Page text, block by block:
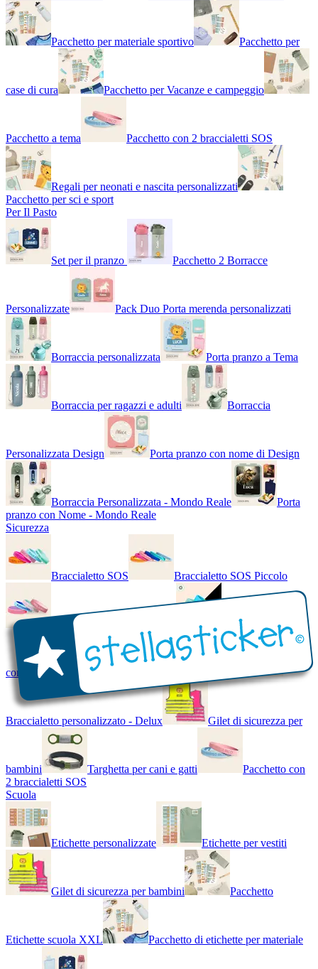
Pacchetto per materiale sportivo Pacchetto per
case di cura Pacchetto per Vacanze e campeggio
Pacchetto a tema Pacchetto con 2 braccialetti SOS
Regali per neonati e nascita personalizzati
Pacchetto per sci e sport
Per Il Pasto
Set per il pranzo Pacchetto 2 Borracce
Personalizzate Pack Duo Porta merenda personalizzati
Borraccia personalizzata Porta pranzo a Tema
Borraccia per ragazzi e adulti Borraccia
Personalizzata Design Porta pranzo con nome di Design
Borraccia Personalizzata - Mondo Reale
Porta
pranzo con Nome - Mondo Reale
Sicurezza
Braccialetto SOS Braccialetto SOS Piccolo
Braccialetto SOS - Bicolore Braccialetto SOS
con Nome - Luminoso
Braccialetto personalizzato - Delux Gilet di sicurezza per
bambini Targhetta per cani e gatti
Pacchetto con
2 braccialetti SOS
Scuola
Etichette personalizzate Etichette per vestiti
Gilet di sicurezza per bambini Pacchetto
Etichette scuola XXL Pacchetto di etichette per materiale